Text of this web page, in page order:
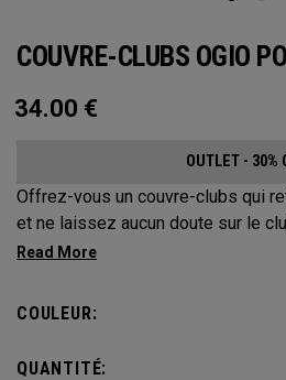
COUVRE-CLUBS OGIO
34.00 €
OUTLET - 30%
Offrez-vous un couvre-clubs qui
et ne laissez aucun doute sur le
Protégez votre équipement avec
COULEUR:
QUANTITÉ: